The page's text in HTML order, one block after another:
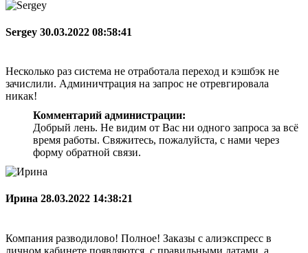
Sergey 30.03.2022 08:58:41
Несколько раз система не отработала переход и кэшбэк не
зачислили. Админичтрация на запрос не отревгировала
никак!
Комментарий администрации:
Добрый лень. Не видим от Вас ни одного запроса за всё
время работы. Свяжитесь, пожалуйста, с нами через
форму обратной связи.
Ирина 28.03.2022 14:38:21
Компания разводилово! Полное! Заказы с алиэкспресс в
личном кабинете появляются, с правильными датами, а